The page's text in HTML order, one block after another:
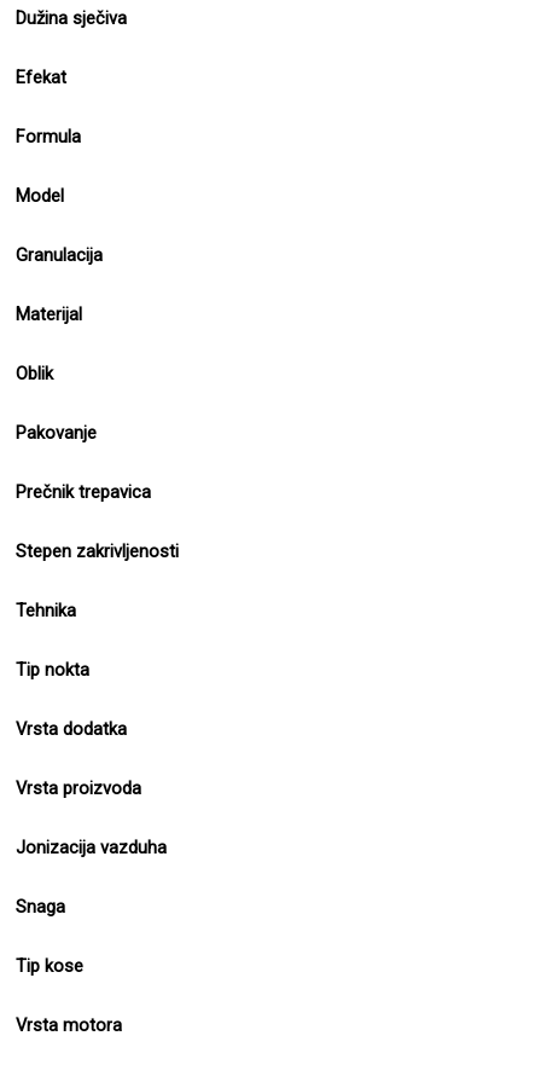
Dužina sječiva
Efekat
Formula
Model
Granulacija
Materijal
Oblik
Pakovanje
Prečnik trepavica
Stepen zakrivljenosti
Tehnika
Tip nokta
Vrsta dodatka
Vrsta proizvoda
Jonizacija vazduha
Snaga
Tip kose
Vrsta motora